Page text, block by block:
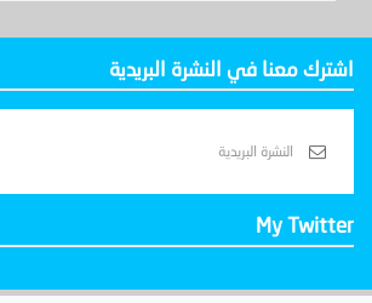
اشترك معنا في النشرة البريدية
My Twitter